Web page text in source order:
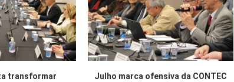
transformar
Julho marca ofensiva da CONTEC